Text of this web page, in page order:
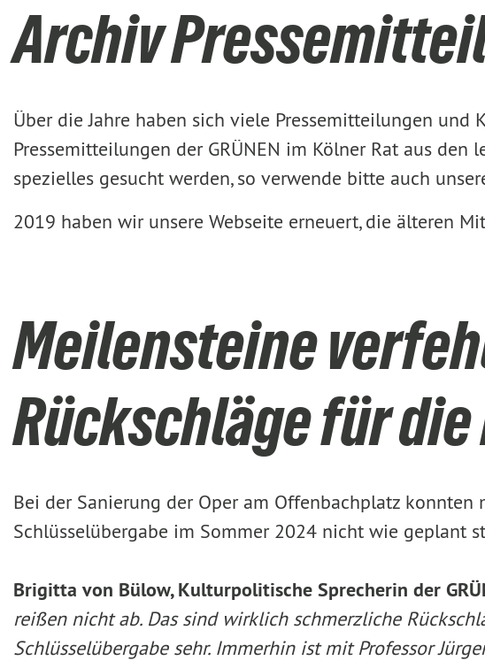
Archiv
Über die Jahre haben sich viele Pressemitteilungen
Pressemitteilungen der GRÜNEN im Kölner Rat aus
spezielles gesucht werden, so verwende bitte auch
2019 haben wir unsere Webseite erneuert, die älteren
Meilensteine
Rückschläge für
Bei der Sanierung der Oper am Offenbachplatz
Schlüsselübergabe im Sommer 2024 nicht wie geplant
Brigitta von Bülow, Kulturpolitische Sprecherin der
reißen nicht ab. Das sind wirklich schmerzliche
Schlüsselübergabe sehr. Immerhin ist mit Professor